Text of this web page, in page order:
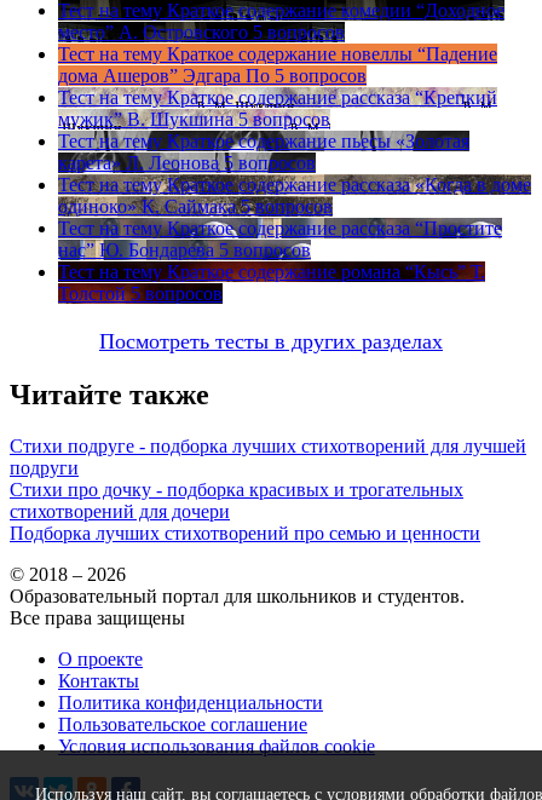
Тест на тему Краткое содержание комедии “Доходное
место” А. Островского 5 вопросов
Тест на тему Краткое содержание новеллы “Падение
дома Ашеров” Эдгара По 5 вопросов
Тест на тему Краткое содержание рассказа “Крепкий
мужик” В. Шукшина 5 вопросов
Тест на тему Краткое содержание пьесы «Золотая
карета» Л. Леонова 5 вопросов
Тест на тему Краткое содержание рассказа «Когда в доме
одиноко» К. Саймака 5 вопросов
Тест на тему Краткое содержание рассказа “Простите
нас” Ю. Бондарева 5 вопросов
Тест на тему Краткое содержание романа “Кысь” Т.
Толстой 5 вопросов
Посмотреть тесты в других разделах
Читайте также
Стихи подруге - подборка лучших стихотворений для лучшей
подруги
Стихи про дочку - подборка красивых и трогательных
стихотворений для дочери
Подборка лучших стихотворений про семью и ценности
Используя наш сайт, вы соглашаетесь с условиями обработки файлов
© 2018 – 2026
Образовательный портал для школьников и студентов.
Все права защищены
О проекте
Контакты
Политика конфиденциальности
Пользовательское соглашение
Условия использования файлов cookie